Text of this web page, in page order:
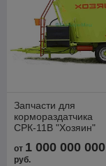
Запчасти для
кормораздатчика
СРК-11В "Хозяин"
от 1 000 000 000
руб.